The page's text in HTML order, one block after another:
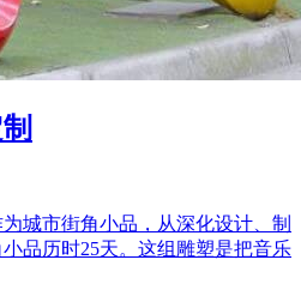
城市街角小品，从深化设计、制
品历时25天。这组雕塑是把音乐